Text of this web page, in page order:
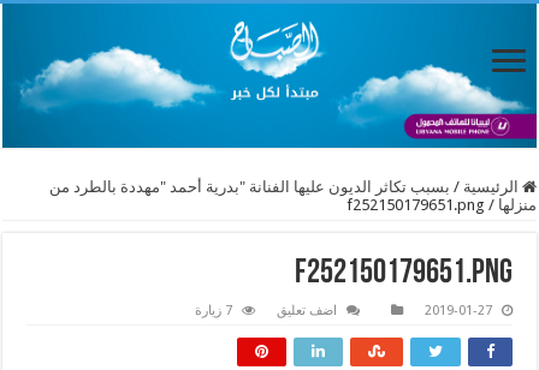
الرئيسية / بسبب تكاثر الديون عليها الفنانة "بدرية أحمد "مهددة بالطرد من
منزلها /
f252150179651.png
f252150179651.png
2019-01-27 اضف تعليق 7 زيارة